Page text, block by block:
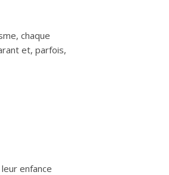
chaque
et, parfois,
enfance